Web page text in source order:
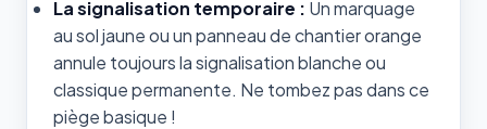
La signalisation temporaire : Un marquage
au sol jaune ou un panneau de chantier orange
annule toujours la signalisation blanche ou
classique permanente. Ne tombez pas dans ce
piège basique !